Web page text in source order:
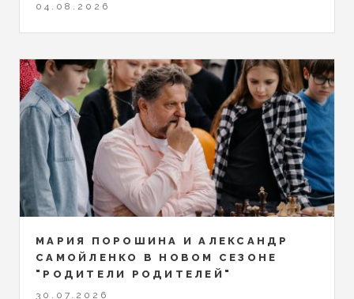
04.08.2026
МАРИЯ ПОРОШИНА И АЛЕКСАНДР
САМОЙЛЕНКО В НОВОМ СЕЗОНЕ
"РОДИТЕЛИ РОДИТЕЛЕЙ"
30.07.2026